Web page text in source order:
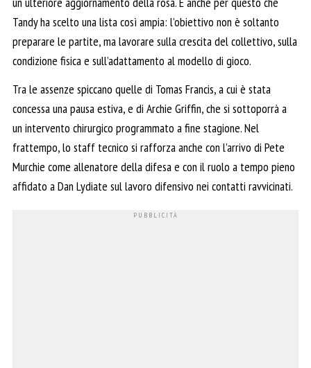
Tandy ha scelto una lista così ampia: l’obiettivo non è soltanto
preparare le partite, ma lavorare sulla crescita del collettivo, sulla
condizione fisica e sull’adattamento al modello di gioco.
Tra le assenze spiccano quelle di Tomas Francis, a cui è stata
concessa una pausa estiva, e di Archie Griffin, che si sottoporrà a
un intervento chirurgico programmato a fine stagione. Nel
frattempo, lo staff tecnico si rafforza anche con l’arrivo di Pete
Murchie come allenatore della difesa e con il ruolo a tempo pieno
affidato a Dan Lydiate sul lavoro difensivo nei contatti ravvicinati.